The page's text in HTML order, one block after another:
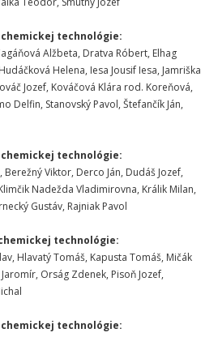
technológie:
Alžbeta, Dratva Róbert, Elhag
Helena, Iesa Jousif Iesa, Jamriška
Jozef, Kováčová Klára rod. Koreňová,
Delfin, Stanovský Pavol, Štefančík Ján,
technológie:
Viktor, Derco Ján, Dudáš Jozef,
Nadežda Vladimirovna, Králik Milan,
Gustáv, Rajniak Pavol
technológie:
Hlavatý Tomáš, Kapusta Tomáš, Mičák
Orság Zdenek, Pisoň Jozef,
technológie: